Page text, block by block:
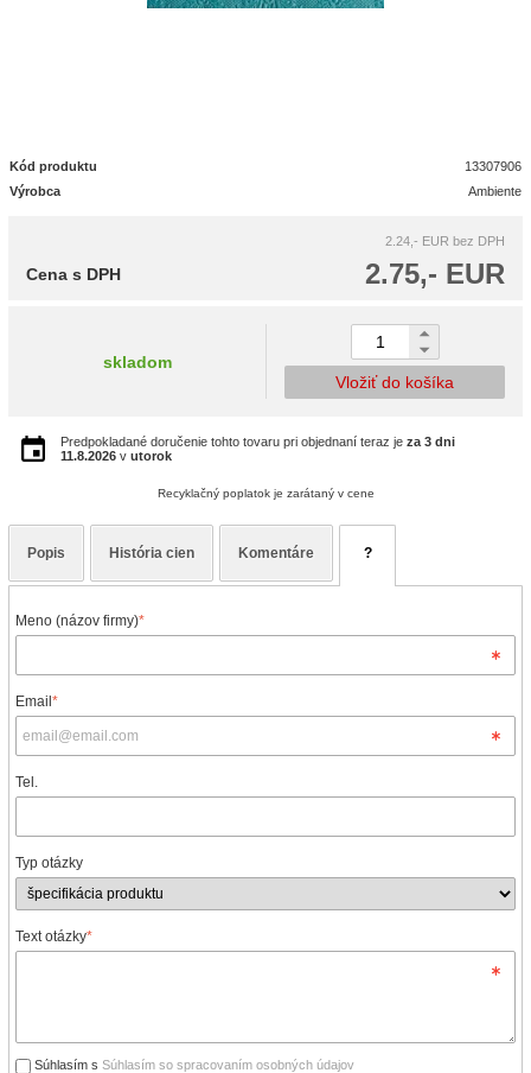
Kód produktu
13307906
Výrobca
Ambiente
2.24,- EUR bez DPH
2.75,- EUR
Cena s DPH
skladom
Vložiť do košíka
Predpokladané doručenie tohto tovaru pri objednaní teraz je za 3 dni
11.8.2026 v utorok
Recyklačný poplatok je zarátaný v cene
Popis História cien Komentáre ?
Meno (názov firmy)*
Email *
Tel.
Typ otázky
Text otázky*
Súhlasím s Súhlasím so spracovaním osobných údajov